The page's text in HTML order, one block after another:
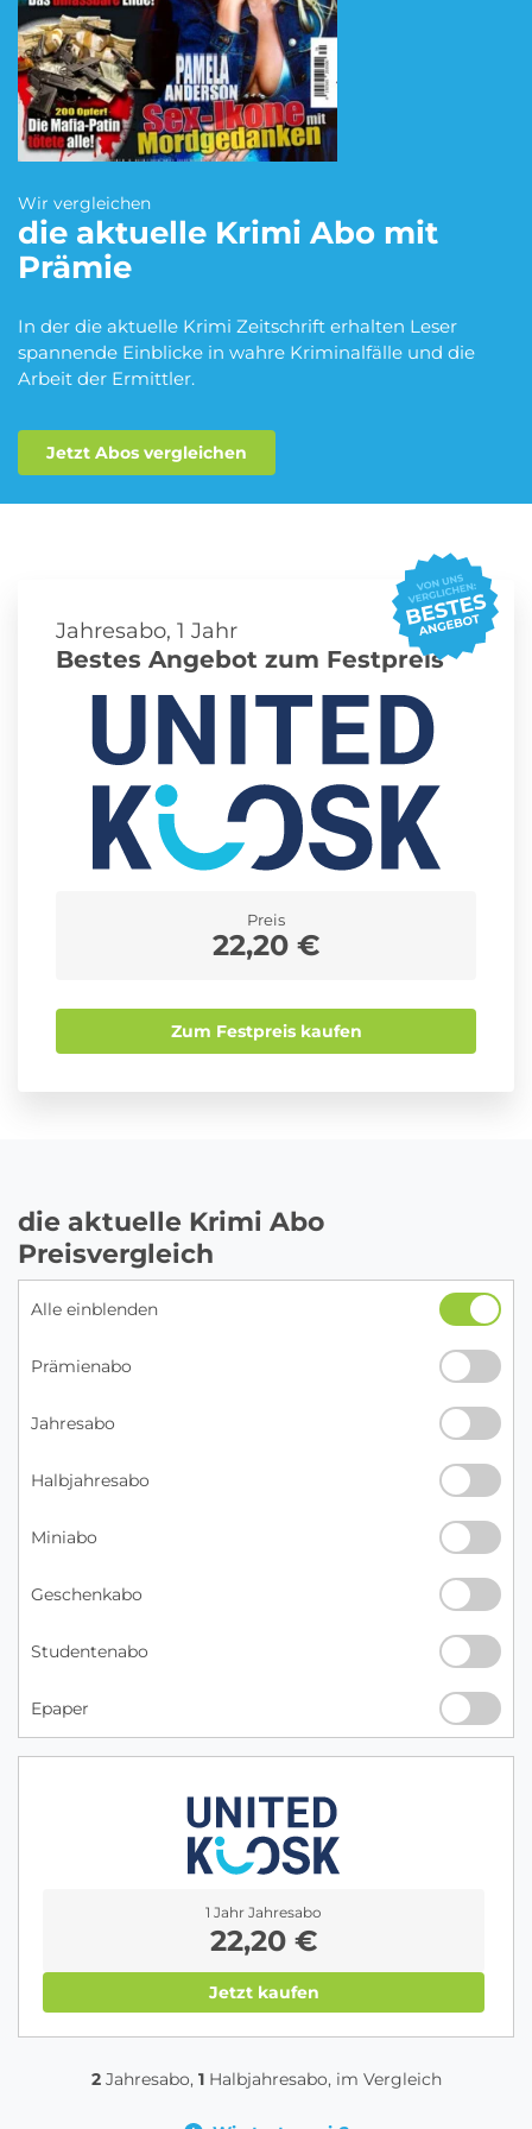
Blumen Abo Dating App Abo
eBook Abo
Fitness Abo
Kino Abo
Schmuck Abo
Sprachlern App Abo Streaming Abo
Süßigkeiten Abo Zeitschriften Abo
News
Wir vergleichen
die aktuelle Krimi Abo mit
Prämie
In der die aktuelle Krimi Zeitschrift erhalten Leser
spannende Einblicke in wahre Kriminalfälle und die
Arbeit der Ermittler.
Jetzt Abos vergleichen
Jahresabo, 1 Jahr
Bestes Angebot zum Festpreis
Preis
22,20 €
Zum Festpreis kaufen
die aktuelle Krimi Abo
Preisvergleich
Alle einblenden
Prämienabo
Jahresabo
Halbjahresabo
Miniabo
Geschenkabo
Studentenabo
Epaper
1 Jahr Jahresabo
22,20 €
Jetzt kaufen
2Jahresabo, 1Halbjahresabo, im Vergleich